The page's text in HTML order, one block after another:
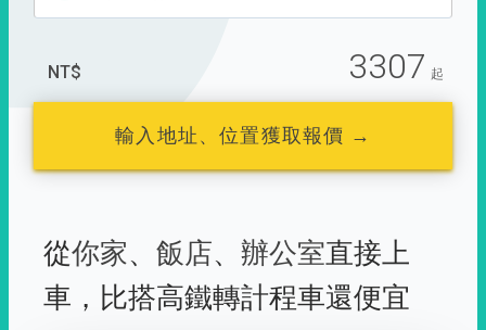
NT$ 3307 起
輸入地址、位置獲取報價 →
從你家、 飯店、 辦公室直接上
車， 比搭高鐵轉計程車還便宜